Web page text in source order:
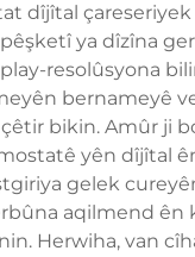
dîjîtal
ya dîzîna
resolûsyona
bernameyê
bikin. Amûr ji
yên dîjîtal
gelek
aqilmend
Herwiha, van